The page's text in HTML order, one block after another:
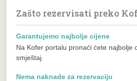
Zašto rezervisati preko
Garantujemo najbolje cijene
Na Kofer portalu pronaći ćete najbolje
smještaj.
Nema naknade za rezervaciju